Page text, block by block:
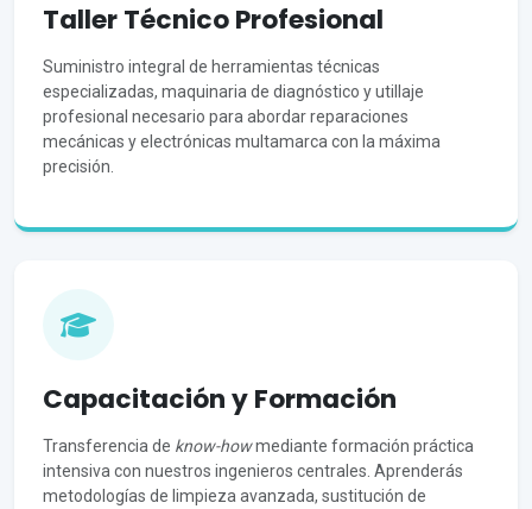
Taller Técnico Profesional
Suministro integral de herramientas técnicas
especializadas, maquinaria de diagnóstico y utillaje
profesional necesario para abordar reparaciones
mecánicas y electrónicas multamarca con la máxima
precisión.
Capacitación y Formación
Transferencia de know-howmediante formación práctica
intensiva con nuestros ingenieros centrales. Aprenderás
metodologías de limpieza avanzada, sustitución de